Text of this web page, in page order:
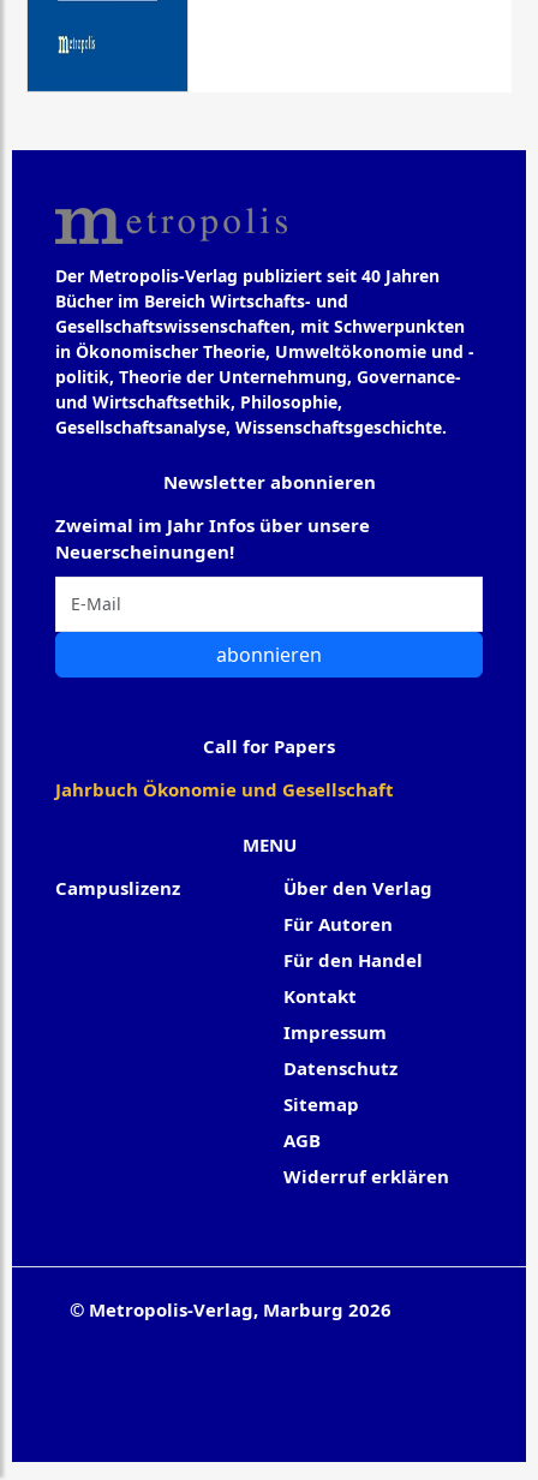
Der Metropolis-Verlag publiziert seit 40 Jahren
Bücher im Bereich Wirtschafts- und
Gesellschaftswissenschaften, mit Schwerpunkten
in Ökonomischer Theorie, Umweltökonomie und -
politik, Theorie der Unternehmung, Governance-
und Wirtschaftsethik, Philosophie,
Gesellschaftsanalyse, Wissenschaftsgeschichte.
MENU
Campuslizenz
Über den Verlag
Für Autoren
Für den Handel
Kontakt
Impressum
Datenschutz
Sitemap
AGB
Widerruf erklären
Newsletter abonnieren
Zweimal im Jahr Infos über unsere
Neuerscheinungen!
abonnieren
Call for Papers
Jahrbuch Ökonomie und Gesellschaft
© Metropolis-Verlag, Marburg 2026